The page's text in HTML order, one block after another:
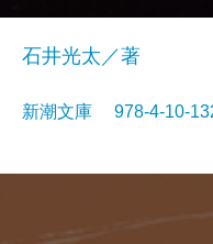
石井光太／著
新潮文庫 978-4-10-